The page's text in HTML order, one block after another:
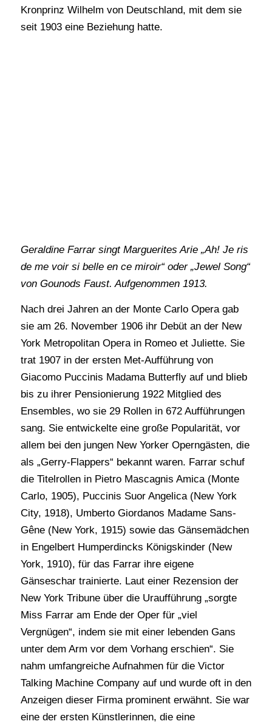
Kronprinz Wilhelm von Deutschland, mit dem sie
seit 1903 eine Beziehung hatte.
Geraldine Farrar singt Marguerites Arie „Ah! Je ris
de me voir si belle en ce miroir“ oder „Jewel Song“
von Gounods Faust. Aufgenommen 1913.
Nach drei Jahren an der Monte Carlo Opera gab
sie am 26. November 1906 ihr Debüt an der New
York Metropolitan Opera in Romeo et Juliette. Sie
trat 1907 in der ersten Met-Aufführung von
Giacomo Puccinis Madama Butterfly auf und blieb
bis zu ihrer Pensionierung 1922 Mitglied des
Ensembles, wo sie 29 Rollen in 672 Aufführungen
sang. Sie entwickelte eine große Popularität, vor
allem bei den jungen New Yorker Operngästen, die
als „Gerry-Flappers“ bekannt waren. Farrar schuf
die Titelrollen in Pietro Mascagnis Amica (Monte
Carlo, 1905), Puccinis Suor Angelica (New York
City, 1918), Umberto Giordanos Madame Sans-
Gêne (New York, 1915) sowie das Gänsemädchen
in Engelbert Humperdincks Königskinder (New
York, 1910), für das Farrar ihre eigene
Gänseschar trainierte. Laut einer Rezension der
New York Tribune über die Uraufführung „sorgte
Miss Farrar am Ende der Oper für „viel
Vergnügen“, indem sie mit einer lebenden Gans
unter dem Arm vor dem Vorhang erschien“. Sie
nahm umfangreiche Aufnahmen für die Victor
Talking Machine Company auf und wurde oft in den
Anzeigen dieser Firma prominent erwähnt. Sie war
eine der ersten Künstlerinnen, die eine